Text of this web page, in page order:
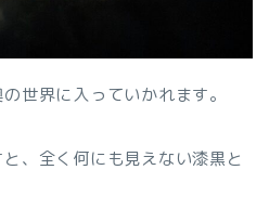
世界に入っていかれます。
、全く何にも見えない漆黒と